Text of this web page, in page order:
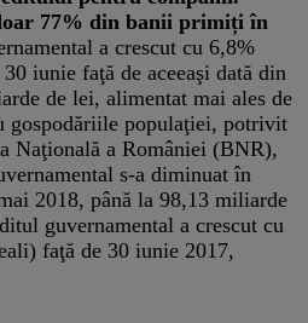
77% din banii primiți în
a crescut cu 6,8%
iunie faţă de aceeaşi dată din
de lei, alimentat mai ales de
gospodăriile populaţiei, potrivit
Naţională a României (BNR),
s-a diminuat în
2018, până la 98,13 miliarde
guvernamental a crescut cu
faţă de 30 iunie 2017,